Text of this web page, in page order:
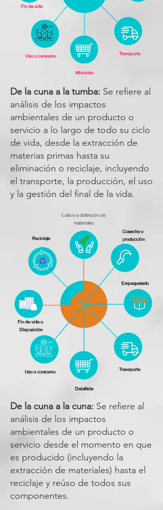
De la cuna a la tumba: Se refiere al
análisis de los impactos
ambientales de un producto o
servicio a lo largo de todo su ciclo
de vida, desde la extracción de
materias primas hasta su
eliminación o reciclaje, incluyendo
el transporte, la producción, el uso
y la gestión del final de la vida.
De la cuna a la cuna: Se refiere al
análisis de los impactos
ambientales de un producto o
servicio desde el momento en que
es producido (incluyendo la
extracción de materiales) hasta el
reciclaje y reúso de todos sus
componentes.